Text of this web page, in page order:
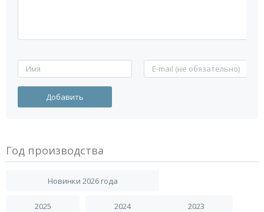
Год производства
Новинки 2026 года
2025 2024 2023